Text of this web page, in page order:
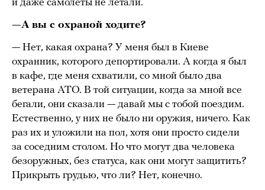
и даже самолеты не летали.
—А вы с охраной ходите?
— Нет, какая охрана? У меня был в Киеве
охранник, которого депортировали. А когда я был
в кафе, где меня схватили, со мной было два
ветерана АТО. В той ситуации, когда за мной все
бегали, они сказали — давай мы с тобой поездим.
Естественно, у них не было ни оружия, ничего. Как
раз их и уложили на пол, хотя они просто сидели
за соседним столом. Но что могут два человека
безоружных, без статуса, как они могут защитить?
Прикрыть грудью, что ли? Нет, конечно.